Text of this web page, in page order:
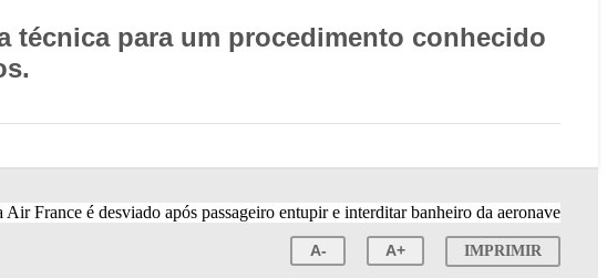
técnica para um procedimento conhecido
A- A+ IMPRIMIR